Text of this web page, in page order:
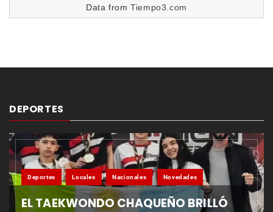
Data fromTiempo3.com
DEPORTES
Deportes Locales Nacionales Novedades
EL TAEKWONDO CHAQUEÑO BRILLÓ